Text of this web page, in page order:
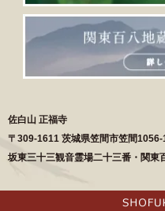
佐白山 正福寺
〒 309-1611 茨城県笠間市笠間1056-
坂東三十三観音霊場二十三番・関東